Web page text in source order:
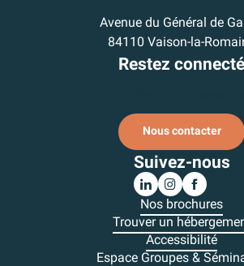
Avenue du Général de
84110 Vaison-la-
Restez connecté
Nous contacter
Suivez-nous
Nos brochures
Trouver un
Accessibilité
Espace Groupes &